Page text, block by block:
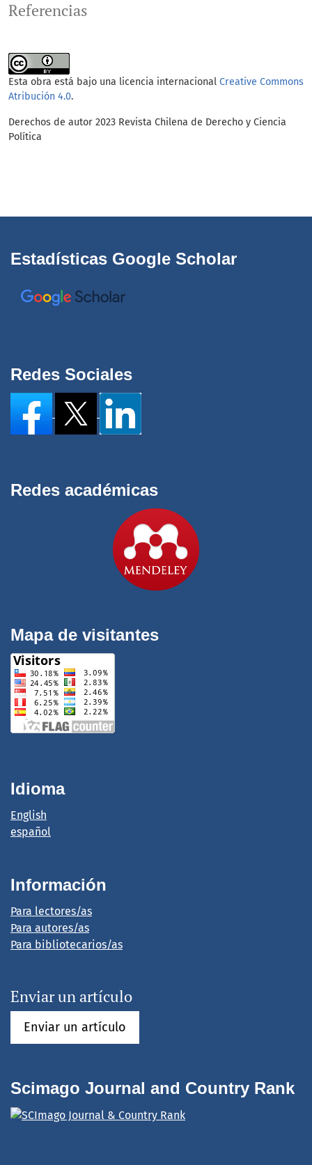
Referencias
Esta obra está bajo una licencia internacional Creative Commons
Atribución 4.0.
Derechos de autor 2023 Revista Chilena de Derecho y Ciencia
Política
Estadísticas Google Scholar
Redes Sociales
Redes académicas
Mapa de visitantes
Idioma
English
español
Información
Para lectores/as
Para autores/as
Para bibliotecarios/as
Enviar un artículo
Enviar un artículo
Scimago Journal and Country Rank